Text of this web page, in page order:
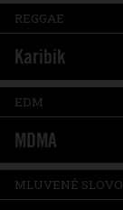
REGGAE
Karibik
EDM
MDMA
MLUVENÉ SLOVO